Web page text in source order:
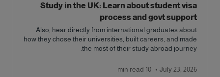
Study in the UK: Learn about student visa
process and govt support
Also, hear directly from international graduates about
how they chose their universities, built careers, and made
the most of their study abroad journey.
July 23, 2026
10 min
read